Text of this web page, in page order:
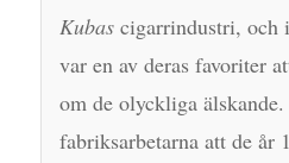
Kubascigarrindustri, och
var en av deras favoriter
om de olyckliga
fabriksarbetarna att de år